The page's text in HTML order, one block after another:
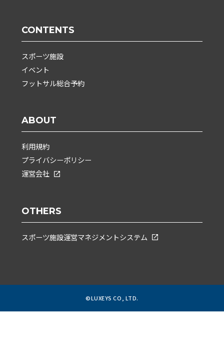
CONTENTS
スポーツ施設
イベント
フットサル総合予約
ABOUT
利用規約
プライバシーポリシー
運営会社
OTHERS
スポーツ施設運営マネジメントシステム
©LUXEYS CO, LTD.